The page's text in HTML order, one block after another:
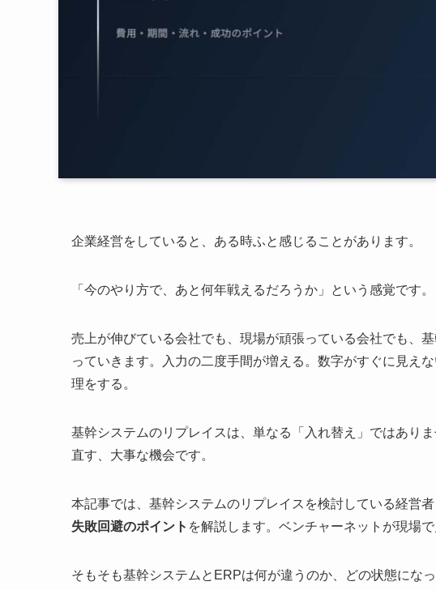
企業経営をしていると、ある時ふと感じることがあります。
「今のやり方で、あと何年戦えるだろうか」という感覚です。
売上が伸びている会社でも、現場が頑張っている会社でも、
っていきます。入力の二度手間が増える。数字がすぐに見え
理をする。
基幹システムのリプレイスは、単なる「入れ替え」ではあり
直す、大事な機会です。
本記事では、基幹システムのリプレイスを検討している経営者
失敗回避のポイント を解説します。ベンチャーネットが現場
そもそも基幹システムとERPは何が違うのか、どの状態にな